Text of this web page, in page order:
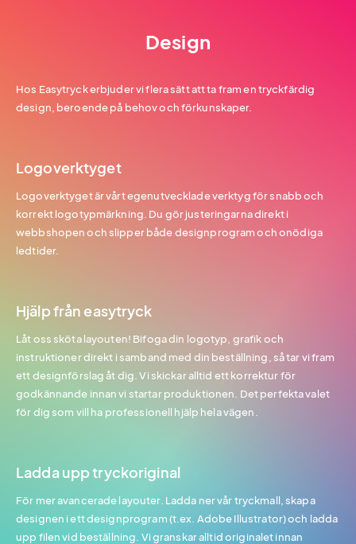
Design
Hos Easytryck erbjuder vi flera sätt att ta fram en tryckfärdig
design, beroende på behov och förkunskaper.
Logoverktyget
Logoverktyget är vårt egenutvecklade verktyg för snabb och
korrekt logotypmärkning. Du gör justeringarna direkt i
webbshopen och slipper både designprogram och onödiga
ledtider.
Hjälp från easytryck
Låt oss sköta layouten! Bifoga din logotyp, grafik och
instruktioner direkt i samband med din beställning, så tar vi fram
ett designförslag åt dig. Vi skickar alltid ett korrektur för
godkännande innan vi startar produktionen. Det perfekta valet
för dig som vill ha professionell hjälp hela vägen.
Ladda upp tryckoriginal
För mer avancerade layouter. Ladda ner vår tryckmall, skapa
designen i ett designprogram (t.ex. Adobe Illustrator) och ladda
upp filen vid beställning. Vi granskar alltid originalet innan